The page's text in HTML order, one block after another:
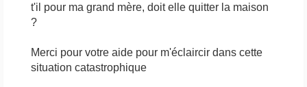
t'il pour ma grand mère, doit elle quitter la maison
?
Merci pour votre aide pour m'éclaircir dans cette
situation catastrophique